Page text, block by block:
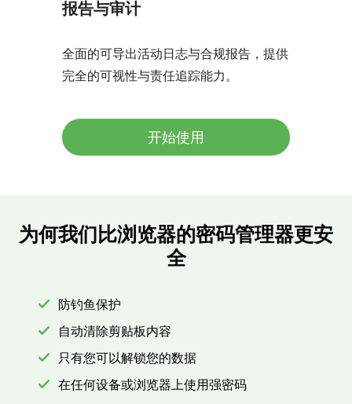
报告与审计
全面的可导出活动日志与合规报告，提供
完全的可视性与责任追踪能力。
开始使用
为何我们比浏览器的密码管理器更安
全
防钓鱼保护
自动清除剪贴板内容
只有您可以解锁您的数据
在任何设备或浏览器上使用强密码